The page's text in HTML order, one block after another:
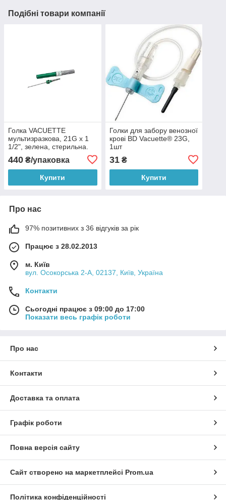
Подібні товари компанії
Голка VACUETTE
мультизразкова, 21G х 1
1/2", зелена, стерильна.
440 ₴/упаковка
Купити
Голки для забору венозної
крові BD Vacuette® 23G,
1шт
31₴
Купити
Про нас
97% позитивних з 36 відгуків за рік
Працює з 28.02.2013
м. Київ
вул. Осокорська 2-А, 02137, Київ, Україна
Контакти
Сьогодні працює з 09:00 до 17:00
Показати весь графік роботи
Про нас
Контакти
Доставка та оплата
Графік роботи
Повна версія сайту
Сайт створено на маркетплейсі Prom.ua
Політика конфіденційності